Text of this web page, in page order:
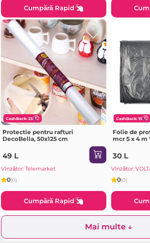
Cumpără Rapid
CashBack: 25
Protectie pentru rafturi
DecoBella, 50x125 cm
49 L
Vînzător: Telemarket
0(0)
Cumpără Rapid
CashBack: 15
Folie de
mcr 5 x 4 m
30 L
Vînzător:
0(0)
Mai multe ↓